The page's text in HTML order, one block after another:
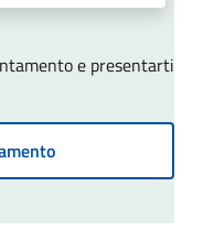
e presentarti